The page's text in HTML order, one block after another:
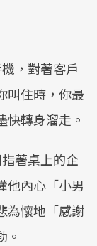
，對著客戶
叫住時，你最
轉身溜走。
著桌上的企
他內心「小男
為懷地「感謝
。